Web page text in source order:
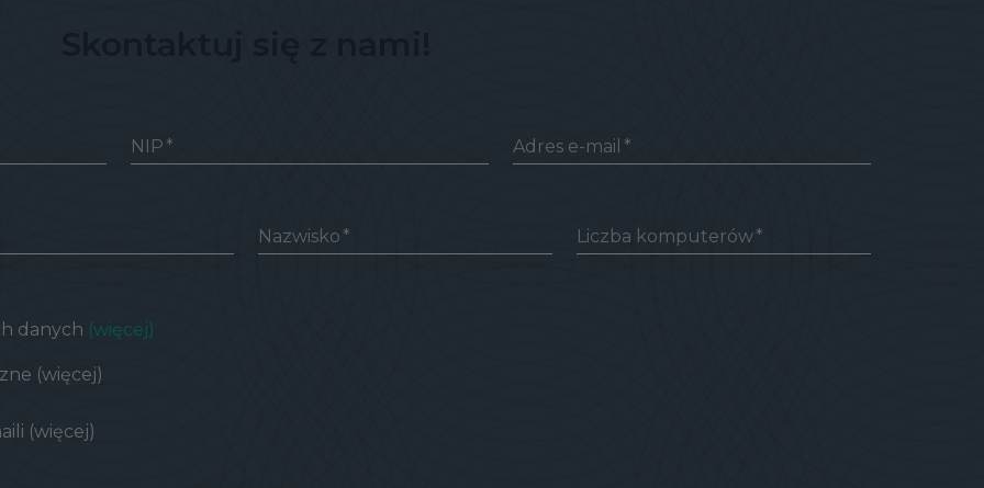
NIP Adres e-mail
Nazwisko Liczba komputerów
danych (więcej)
(więcej)
(więcej)